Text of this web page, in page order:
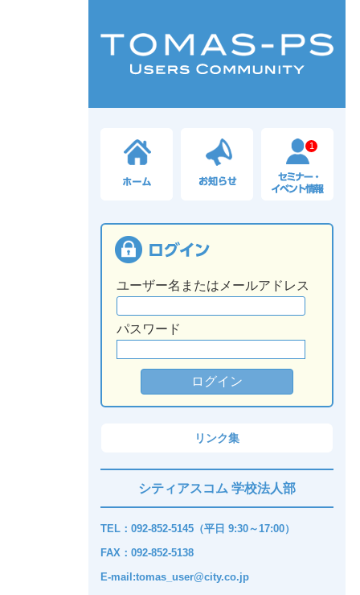
1
ユーザー名またはメールアドレス
パスワード
リンク集
シティアスコム 学校法人部
TEL：092-852-5145（平日 9:30～17:00）
FAX：092-852-5138
E-mail:tomas_user@city.co.jp